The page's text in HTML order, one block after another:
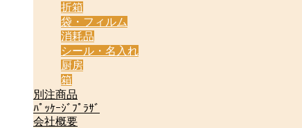
折箱
袋・フィルム
消耗品
シール・名入れ
厨房
箱
別注商品
ﾊﾟｯｹｰｼﾞﾌﾟﾗｻﾞ
会社概要